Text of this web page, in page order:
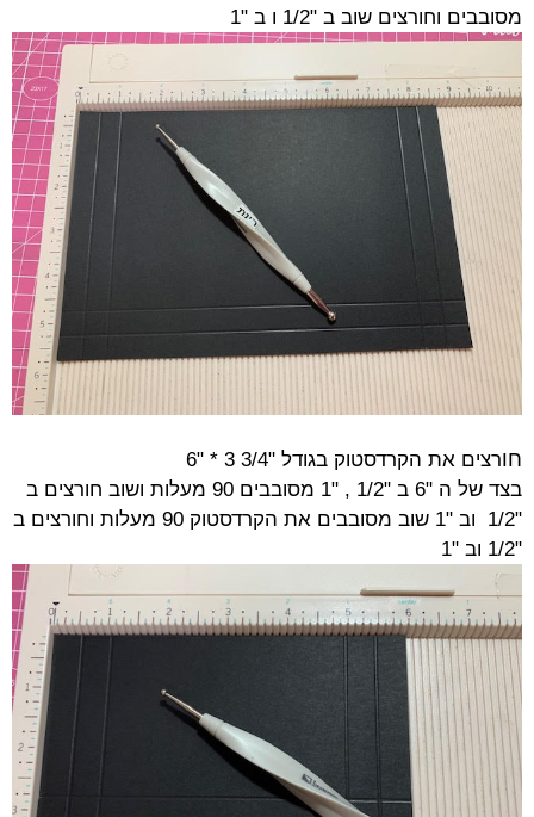
מסובבים וחורצים שוב ב "1/2 ו ב "1
חורצים את הקרדסטוק בגודל "3/4 3 * "
6
בצד של ה "6 ב "1/2 , "1 מסובבים 90 מעלות ושוב חורצים ב
"1/2 וב "1 שוב מסובבים את הקרדסטוק 90 מעלות וחורצים ב
"1/2 וב "
1